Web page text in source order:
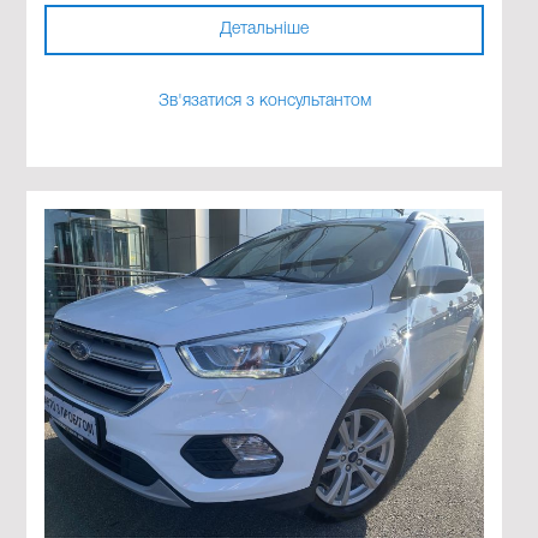
Детальніше
Зв'язатися з консультантом